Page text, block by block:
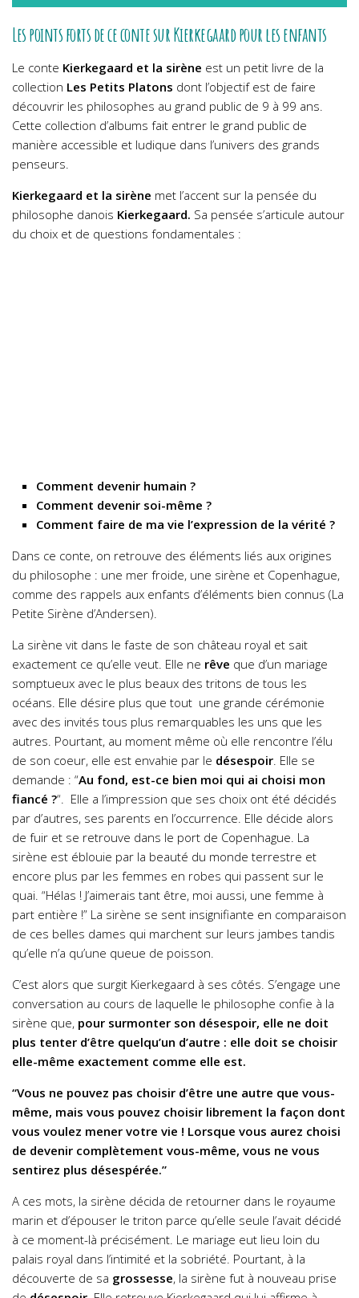
Les points forts de ce conte sur Kierkegaard pour les enfants
Le conte Kierkegaard et la sirène est un petit livre de la
collection Les Petits Platons dont l’objectif est de faire
découvrir les philosophes au grand public de 9 à 99 ans.
Cette collection d’albums fait entrer le grand public de
manière accessible et ludique dans l’univers des grands
penseurs.
Kierkegaard et la sirène met l’accent sur la pensée du
philosophe danois Kierkegaard. Sa pensée s’articule autour
du choix et de questions fondamentales :
Comment devenir humain ?
Comment devenir soi-même ?
Comment faire de ma vie l’expression de la vérité ?
Dans ce conte, on retrouve des éléments liés aux origines
du philosophe : une mer froide, une sirène et Copenhague,
comme des rappels aux enfants d’éléments bien connus (La
Petite Sirène d’Andersen).
La sirène vit dans le faste de son château royal et sait
exactement ce qu’elle veut. Elle ne rêve que d’un mariage
somptueux avec le plus beaux des tritons de tous les
océans. Elle désire plus que tout une grande cérémonie
avec des invités tous plus remarquables les uns que les
autres. Pourtant, au moment même où elle rencontre l’élu
de son coeur, elle est envahie par le désespoir. Elle se
demande : “Au fond, est-ce bien moi qui ai choisi mon
fiancé ?“. Elle a l’impression que ses choix ont été décidés
par d’autres, ses parents en l’occurrence. Elle décide alors
de fuir et se retrouve dans le port de Copenhague. La
sirène est éblouie par la beauté du monde terrestre et
encore plus par les femmes en robes qui passent sur le
quai. “Hélas ! J’aimerais tant être, moi aussi, une femme à
part entière !” La sirène se sent insignifiante en comparaison
de ces belles dames qui marchent sur leurs jambes tandis
qu’elle n’a qu’une queue de poisson.
C’est alors que surgit Kierkegaard à ses côtés. S’engage une
conversation au cours de laquelle le philosophe confie à la
sirène que, pour surmonter son désespoir, elle ne doit
plus tenter d’être quelqu’un d’autre : elle doit se choisir
elle-même exactement comme elle est.
“Vous ne pouvez pas choisir d’être une autre que vous-
même, mais vous pouvez choisir librement la façon dont
vous voulez mener votre vie ! Lorsque vous aurez choisi
de devenir complètement vous-même, vous ne vous
sentirez plus désespérée.”
A ces mots, la sirène décida de retourner dans le royaume
marin et d’épouser le triton parce qu’elle seule l’avait décidé
à ce moment-là précisément. Le mariage eut lieu loin du
palais royal dans l’intimité et la sobriété. Pourtant, à la
découverte de sa grossesse, la sirène fut à nouveau prise